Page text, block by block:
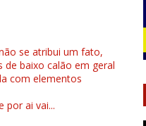
se atribui um fato,
baixo calão em geral
com elementos
por ai vai...